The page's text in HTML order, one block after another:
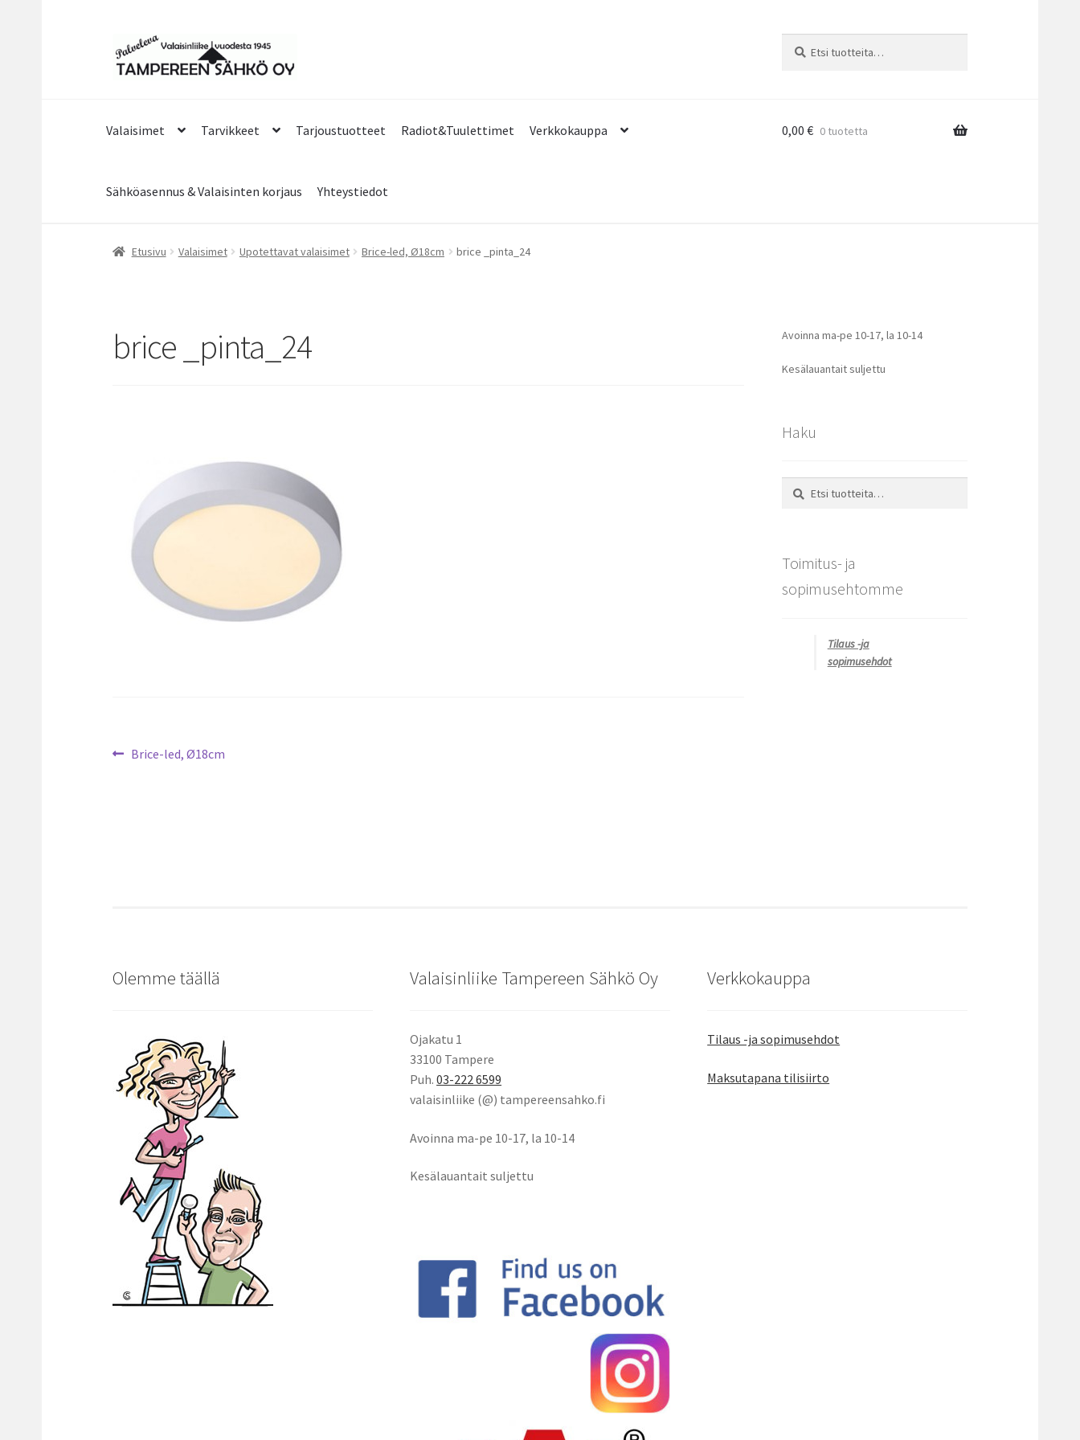
Siirry
navigointiin
Siirry
sisältöön
Valaisimet Tarvikkeet Tarjoustuotteet Radiot&Tuulettimet Verkkokauppa
Sähköasennus & Valaisinten korjaus Yhteystiedot
0,00 € 0 tuotetta
Etusivu Valaisimet Upotettavat valaisimet Brice-led, Ø18cm brice _pinta_24
brice _pinta_24
Artikkelien
Edellinen
Brice-led, Ø18cm
Avoinna ma-pe 10-17, la 10-14
Kesälauantait suljettu
Haku
Etsi:
Haku
Toimitus- ja
sopimusehtomme
Tilaus -ja
sopimusehdot
Olemme täällä Valaisinliike Tampereen Sähkö Oy
Ojakatu 1
33100 Tampere
Puh.03-222 6599
valaisinliike (@) tampereensahko.fi
Avoinna ma-pe 10-17, la 10-14
Kesälauantait suljettu
Verkkokauppa
Tilaus -ja sopimusehdot
Maksutapana tilisiirto